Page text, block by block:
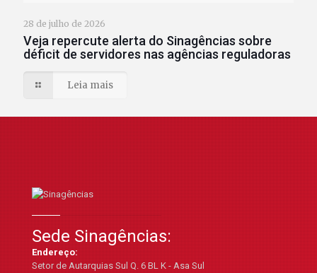
28 de julho de 2026
Veja repercute alerta do Sinagências sobre
déficit de servidores nas agências reguladoras
Leia mais
Sede Sinagências:
Endereço:
Setor de Autarquias Sul Q. 6 BL K - Asa Sul